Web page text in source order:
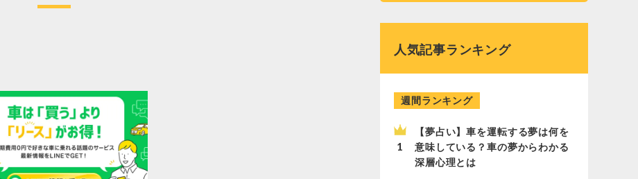
人気記事ランキング
週間ランキング
【夢占い】車を運転する夢は何を
意味している？車の夢からわかる
深層心理とは